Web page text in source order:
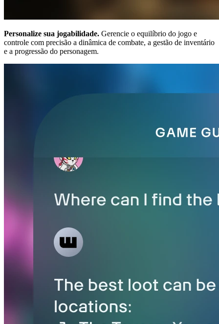
Personalize sua jogabilidade. Gerencie o equilíbrio do jogo e
controle com precisão a dinâmica de combate, a gestão de inventário
e a progressão do personagem.